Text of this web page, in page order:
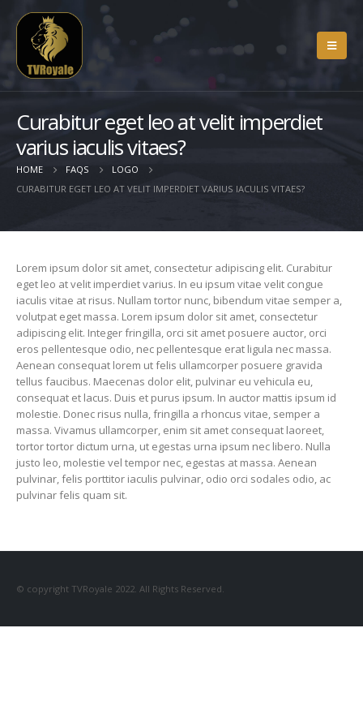
Curabitur eget leo at velit imperdiet
varius iaculis vitaes?
HOME FAQS
LOGO
CURABITUR EGET LEO AT VELIT IMPERDIET VARIUS IACULIS VITAES?
Lorem ipsum dolor sit amet, consectetur adipiscing elit. Curabitur
eget leo at velit imperdiet varius. In eu ipsum vitae velit congue
iaculis vitae at risus. Nullam tortor nunc, bibendum vitae semper a,
volutpat eget massa. Lorem ipsum dolor sit amet, consectetur
adipiscing elit. Integer fringilla, orci sit amet posuere auctor, orci
eros pellentesque odio, nec pellentesque erat ligula nec massa.
Aenean consequat lorem ut felis ullamcorper posuere gravida
tellus faucibus. Maecenas dolor elit, pulvinar eu vehicula eu,
consequat et lacus. Duis et purus ipsum. In auctor mattis ipsum id
molestie. Donec risus nulla, fringilla a rhoncus vitae, semper a
massa. Vivamus ullamcorper, enim sit amet consequat laoreet,
tortor tortor dictum urna, ut egestas urna ipsum nec libero. Nulla
justo leo, molestie vel tempor nec, egestas at massa. Aenean
pulvinar, felis porttitor iaculis pulvinar, odio orci sodales odio, ac
pulvinar felis quam sit.
© copyright TVRoyale 2022. All Rights Reserved.